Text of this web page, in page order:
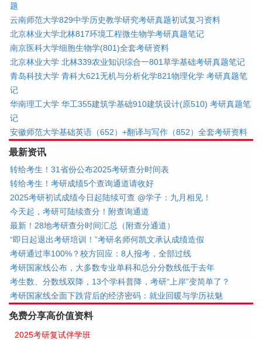
题
云南师范大学829中学历史教学研究考研真题初试复习资料
北京林业大学北林817环境工程微生物学考研真题笔记
南京医科大学细胞生物学(801)全套考研资料
北京林业大学 北林339农业知识综合一801草学基础考研真题笔记
青岛科技大学 青科大621无机与分析化学821物理化学 考研真题笔
记
华南理工大学 华工355建筑学基础910建筑设计(原510) 考研真题笔
记
安徽师范大学基础英语（652）+翻译与写作（852）全套考研资料
最新资讯
转给考生！31省份公布2025考研查分时间表
转给考生！考研成绩5个查询通道请收好
2025考研初试成绩今日起陆续可查 @学子：九月相见！
今天起，考研可陆续查分！附查询通道
最新！28地考研查分时间汇总（附查分通道）
“即日起退出考研培训！”考研名师何凯文承认成绩造假
考研通过率100%？校方回应：8人报考，全部过线
考研国家线公布，大多数专业单科和总分分数线低于去年
考生数、分数线双降，13个学科普降，考研“上岸”变简单了？
考研国家线全面下跌背后的经济密码：就业回暖与学历祛魅
免费分享高价值资料
2025考研复试伴学班